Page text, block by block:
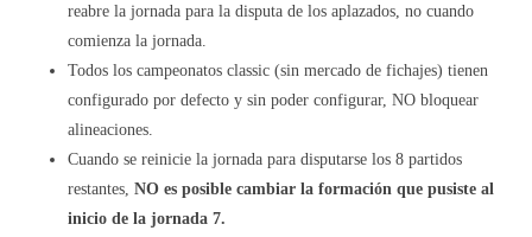
reabre la jornada para la disputa de los aplazados, no cuando
comienza la jornada.
Todos los campeonatos classic (sin mercado de fichajes) tienen
configurado por defecto y sin poder configurar, NO bloquear
alineaciones.
Cuando se reinicie la jornada para disputarse los 8 partidos
restantes, NO es posible cambiar la formación que pusiste al
inicio de la jornada 7.